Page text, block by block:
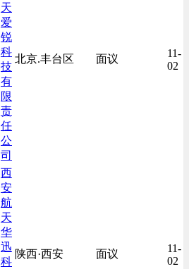
天
爱
锐
科
技
有
限
责
任
公
司
北京.丰台区 面议
11-
02
西
安
航
天
华
迅
科
陕西·西安 面议
11-
02